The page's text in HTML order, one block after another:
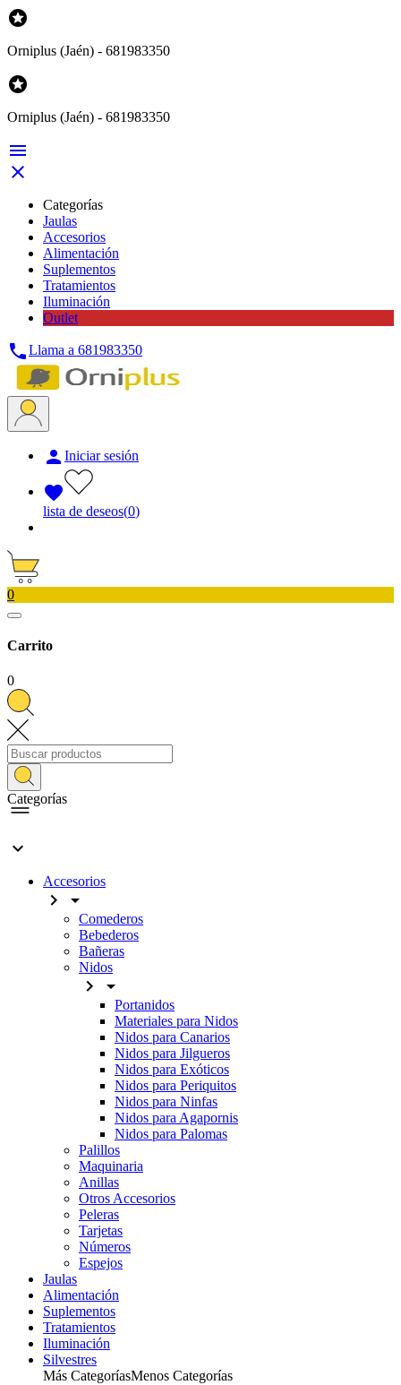

Orniplus (Jaén) - 681983350

Orniplus (Jaén) - 681983350


Categorías
Jaulas
Accesorios
Alimentación
Suplementos
Tratamientos
Iluminación
Outlet
Llama a 681983350
 Iniciar sesión

lista de deseos(0)
0
Carrito
0
Categorías

Accesorios
 
Comederos
Bebederos
Bañeras
Nidos
 
Portanidos
Materiales para Nidos
Nidos para Canarios
Nidos para Jilgueros
Nidos para Exóticos
Nidos para Periquitos
Nidos para Ninfas
Nidos para Agapornis
Nidos para Palomas
Palillos
Maquinaria
Anillas
Otros Accesorios
Peleras
Tarjetas
Números
Espejos
Jaulas
Alimentación
Suplementos
Tratamientos
Iluminación
Silvestres
Más CategoríasMenos Categorías